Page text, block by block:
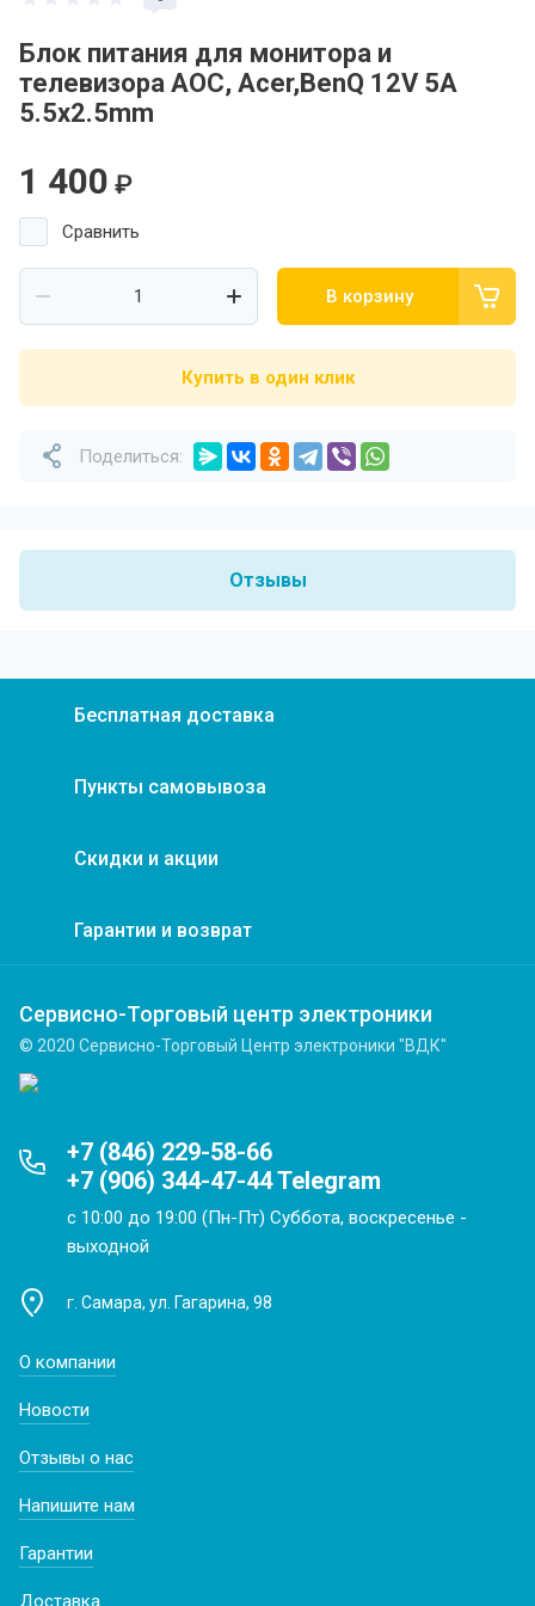
Блок питания для монитора и
телевизора AOC, Acer,BenQ 12V 5A
5.5x2.5mm
1 400 ₽
Сравнить
В корзину
Купить в один клик
Поделиться:
Отзывы
Бесплатная доставка
Пункты самовывоза
Скидки и акции
Гарантии и возврат
Сервисно-Торговый центр электроники
© 2020 Сервисно-Торговый Центр электроники "ВДК"
+7 (846) 229-58-66
+7 (906) 344-47-44 Telegram
с 10:00 до 19:00 (Пн-Пт) Суббота, воскресенье -
выходной
г. Самара, ул. Гагарина, 98
О компании
Новости
Отзывы о нас
Напишите нам
Гарантии
Доставка